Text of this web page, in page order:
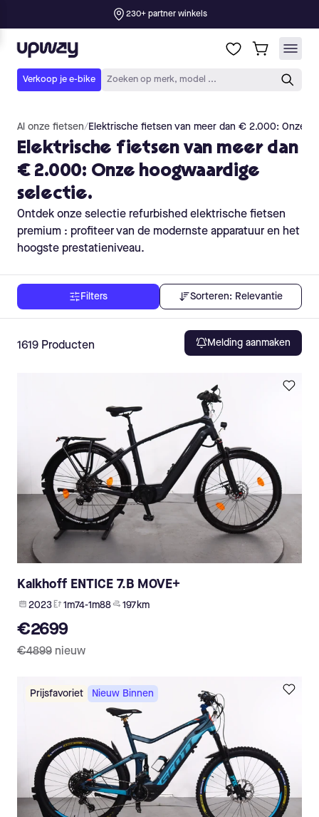
Al onze fietsen/Elektrische fietsen van meer dan € 2.000: Onze
Elektrische fietsen van meer dan
€ 2.000: Onze hoogwaardige
selectie.
Ontdek onze selectie refurbished elektrische fietsen
premium : profiteer van de modernste apparatuur en het
hoogste prestatieniveau.
Filters Sorteren: Relevantie
1619 Producten Melding aanmaken
Kalkhoff ENTICE 7.B MOVE+
2023 1m74-1m88 197 km
€2699
€4899 nieuw
Prijsfavoriet Nieuw Binnen